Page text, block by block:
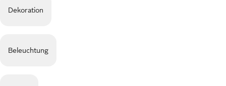
Dekoration
Beleuchtung